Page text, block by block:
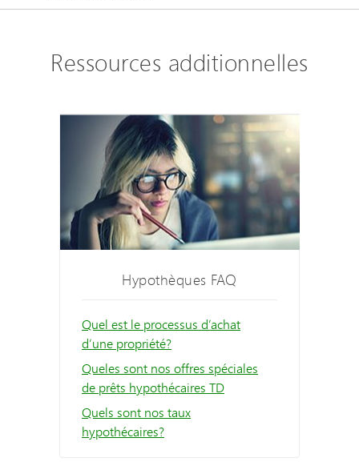
Ressources additionnelles
Hypothèques FAQ
Quel est le processus d’achat
d’une propriété?
Queles sont nos offres spéciales
de prêts hypothécaires TD
Quels sont nos taux
hypothécaires?